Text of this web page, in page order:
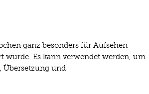
ganz besonders für Aufsehen
wurde. Es kann verwendet werden, um
Übersetzung und